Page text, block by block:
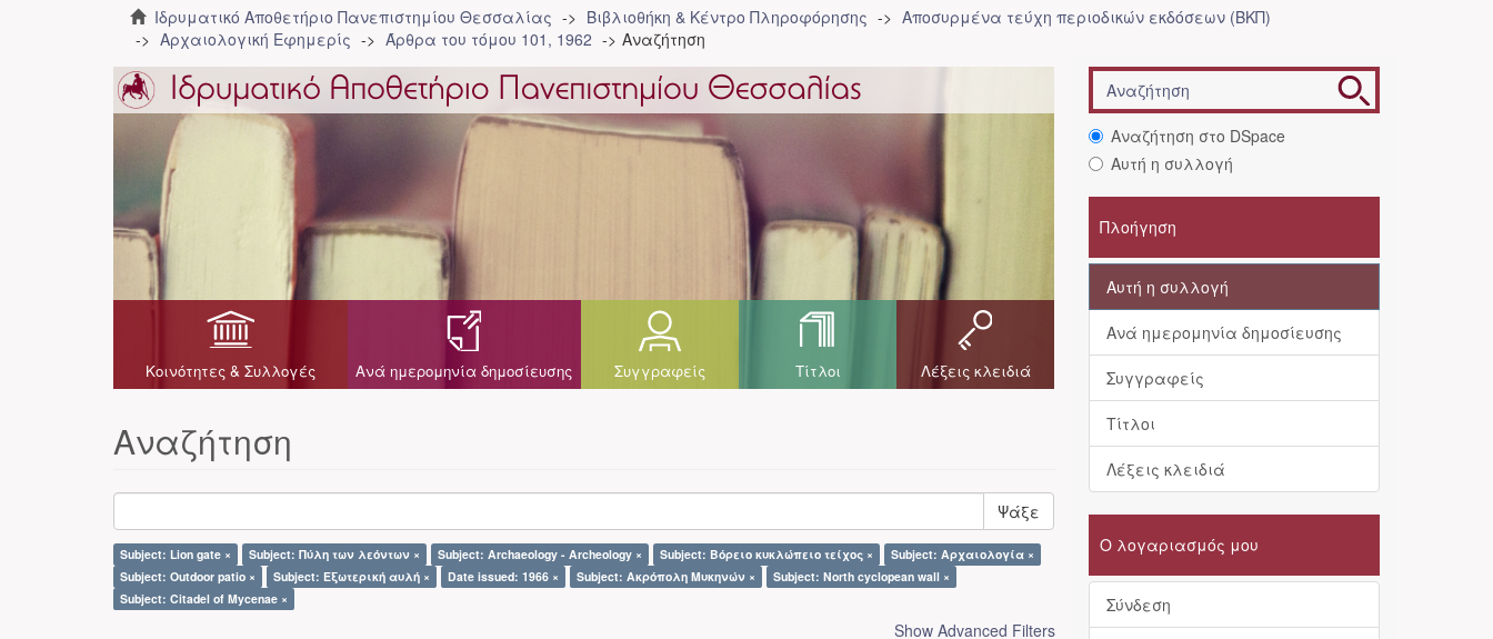
Ιδρυματικό Αποθετήριο Πανεπιστημίου Θεσσαλίας Βιβλιοθήκη & Κέντρο Πληροφόρησης
Αποσυρμένα τεύχη περιοδικών εκδόσεων (ΒΚΠ)
Αρχαιολογική Εφημερίς
Άρθρα του τόμου 101, 1962 Αναζήτηση
Κοινότητες & Συλλογές Ανά ημερομηνία δημοσίευσης Συγγραφείς Τίτλοι Λέξεις κλειδιά
Αναζήτηση
Ψάξε
Subject: Lion gate × Subject: Πύλη των λεόντων × Subject: Archaeology - Archeology × Subject: Βόρειο κυκλώπειο τείχος ×
Subject: Αρχαιολογία ×
Subject: Outdoor patio ×
Subject: Εξωτερική αυλή × Date issued: 1966 × Subject: Ακρόπολη Μυκηνών ×
Subject: North cyclopean wall ×
Subject: Citadel of Mycenae ×
Show Advanced Filters
Αναζήτηση στο DSpace
Αυτή η συλλογή
Πλοήγηση
Αυτή η συλλογή
Ανά ημερομηνία δημοσίευσης
Συγγραφείς
Τίτλοι
Λέξεις κλειδιά
Ο λογαριασμός μου
Σύνδεση